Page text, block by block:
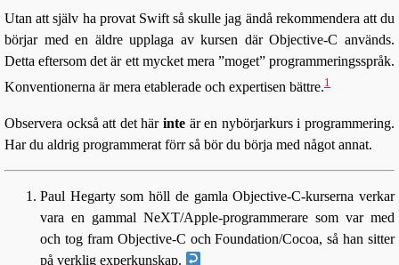
Utan att själv ha provat Swift så skulle jag ändå rekommendera att du
börjar med en äldre upplaga av kursen där Objective-C används.
Detta eftersom det är ett mycket mera ”moget” programmeringsspråk.
Konventionerna är mera etablerade och expertisen bättre.1
Observera också att det här inte är en nybörjarkurs i programmering.
Har du aldrig programmerat förr så bör du börja med något annat.
Paul Hegarty som höll de gamla Objective-C-kurserna verkar
vara en gammal NeXT/Apple-programmerare som var med
och tog fram Objective-C och Foundation/Cocoa, så han sitter
på verklig experkunskap.